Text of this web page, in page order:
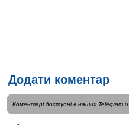
Додати коментар
Коментарі доступні в наших Telegramи